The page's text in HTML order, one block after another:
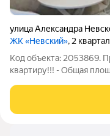
улица Александра
ЖК «Невский», 2
Код объекта: 2053869.
квартиру!!! - Общая
Гардеробная 1,6м -
2020 года постройки, 2/9